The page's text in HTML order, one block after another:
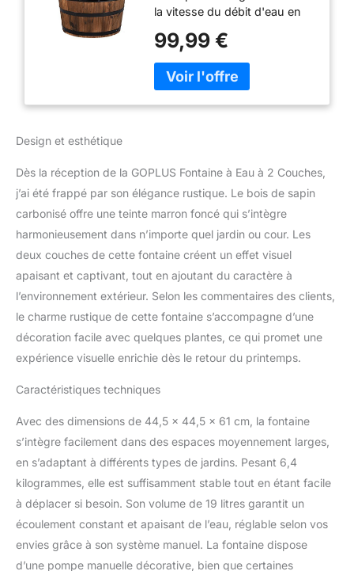
Extérieure avec Pompe
Manuelle Décorative,
Idéal pour Jardin ou
Cour, Marron Foncé
la vitesse du débit d'eau en
l'eau de la fontaine peut
former une circulation
interne, vous n'avez donc
pas besoin d'ajouter de l'eau
fréquemment, ce qui est
fabriquée de sapin de haute
qualité et écologique. Après
le traitement de
carbonisation, notre fontaine
est non seulement résistante
à l'humidité et à l'usure, mais
également anti-mites. Sa
qualité est digne de
confiance. Excellent savoir-
faire: La surface est lisse et
sans bavures, ce qui peut
éviter de vous rayer les mains
et la texture claire mettent en
bois. La doublure en
plastique et les cerceaux de
baril en fer autour du seau
peuvent empêcher le bois
fuites d'eau. Belle décoration:
La couleur marron foncé et
une pompe à main décorative
rendent notre fontaine à eau
99,99 €
Design et esthétique
Dès la réception de la GOPLUS Fontaine à Eau à 2 Couches,
j’ai été frappé par son élégance rustique. Le bois de sapin
carbonisé offre une teinte marron foncé qui s’intègre
harmonieusement dans n’importe quel jardin ou cour. Les
deux couches de cette fontaine créent un effet visuel
apaisant et captivant, tout en ajoutant du caractère à
l’environnement extérieur. Selon les commentaires des clients,
le charme rustique de cette fontaine s’accompagne d’une
décoration facile avec quelques plantes, ce qui promet une
expérience visuelle enrichie dès le retour du printemps.
Caractéristiques techniques
Avec des dimensions de 44,5 x 44,5 x 61 cm, la fontaine
s’intègre facilement dans des espaces moyennement larges,
en s’adaptant à différents types de jardins. Pesant 6,4
kilogrammes, elle est suffisamment stable tout en étant facile
à déplacer si besoin. Son volume de 19 litres garantit un
écoulement constant et apaisant de l’eau, réglable selon vos
envies grâce à son système manuel. La fontaine dispose
d’une pompe manuelle décorative, bien que certaines